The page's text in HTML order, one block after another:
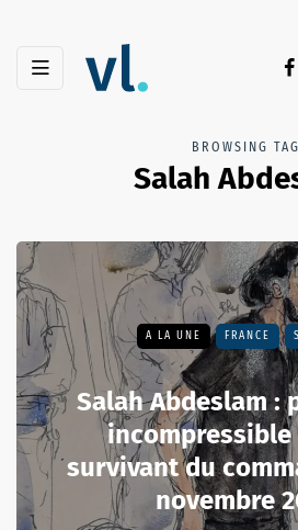
BROWSING TAG
Salah
A LA UNE FRANCE
Salah Abdeslam :
survivant du
novembre